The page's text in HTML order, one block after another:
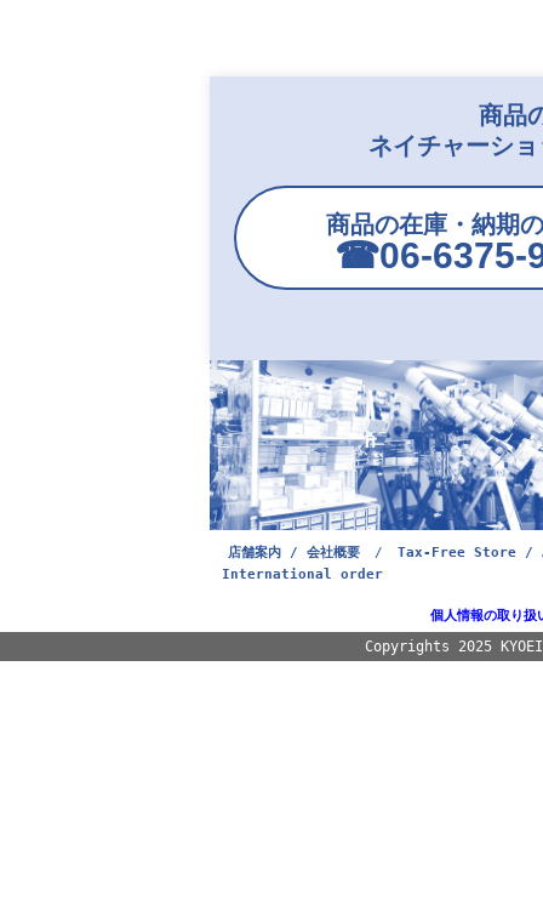
商品
ネイチャーシ
商品の在庫・納期
☎︎06-6375-
店舗案内 / 会社概要 /
Tax-Free Store /
International order
個人情報の取り扱
Copyrights 2025